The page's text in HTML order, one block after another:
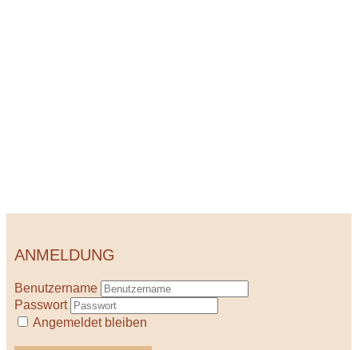
ANMELDUNG
Benutzername
Passwort
Angemeldet bleiben